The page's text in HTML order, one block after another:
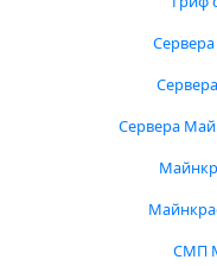
Сервера
СМП